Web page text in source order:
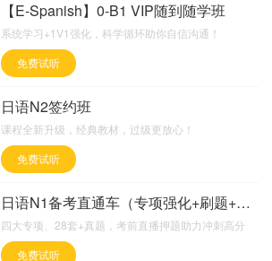
【E-Spanish】0-B1 VIP随到随学班
系统学习+1V1强化，科学循环助你自信沟通！
免费试听
日语N2签约班
课程全新升级，经典教材，过级更放心！
免费试听
日语N1备考直通车（专项强化+刷题+直播押题）
四大专项、28套+真题，考前直播押题助力冲刺高分
免费试听